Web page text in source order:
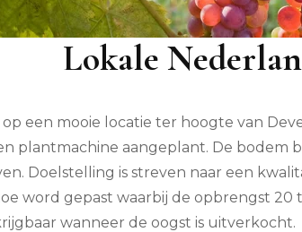
Lokale
een mooie locatie ter hoogte van
plantmachine aangeplant. De bodem
Doelstelling is streven naar een
word gepast waarbij de opbrengst
wanneer de oogst is uitverkocht.